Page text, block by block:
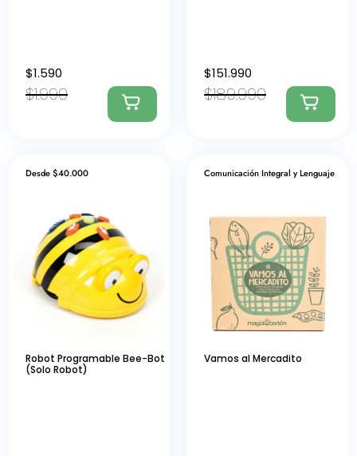
$1.990
$1.590
$189.990
$151.990
Desde $40.000
Robot Programable Bee-Bot
(Solo Robot)
Comunicación Integral y Lenguaje
Vamos al Mercadito